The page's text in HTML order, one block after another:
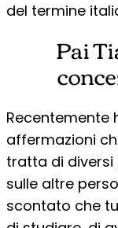
del termine
Pai
Recentemente
affermazioni
tratta di diversi
sulle altre
scontato che